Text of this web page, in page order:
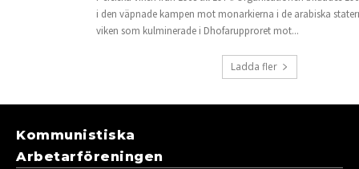
i den väpnade kampen mot monarkierna i de arabiska
viken som kulminerade i Dhofarupproret mot...
Ladda fler
Kommunistiska
Arbetarföreningen